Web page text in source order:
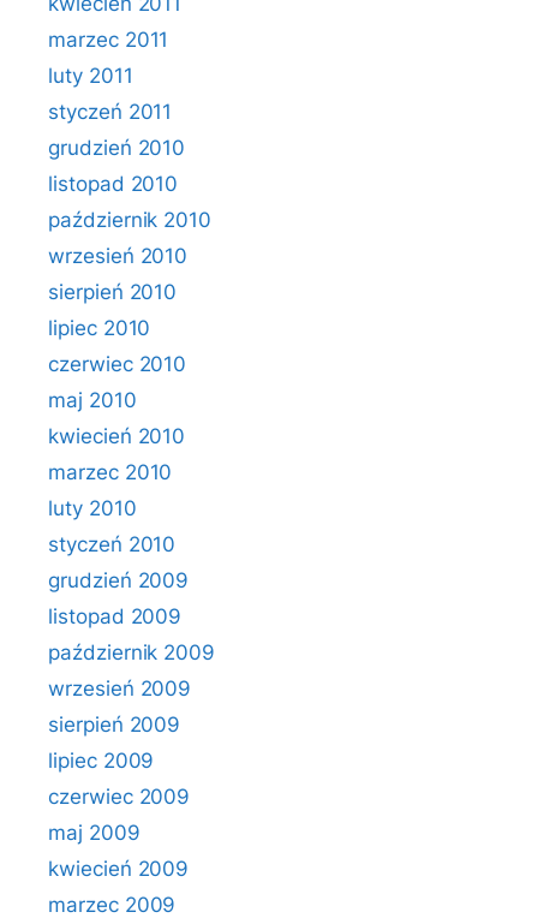
marzec 2011
luty 2011
styczeń 2011
grudzień 2010
listopad 2010
październik 2010
wrzesień 2010
sierpień 2010
lipiec 2010
czerwiec 2010
maj 2010
kwiecień 2010
marzec 2010
luty 2010
styczeń 2010
grudzień 2009
listopad 2009
październik 2009
wrzesień 2009
sierpień 2009
lipiec 2009
czerwiec 2009
maj 2009
kwiecień 2009
marzec 2009